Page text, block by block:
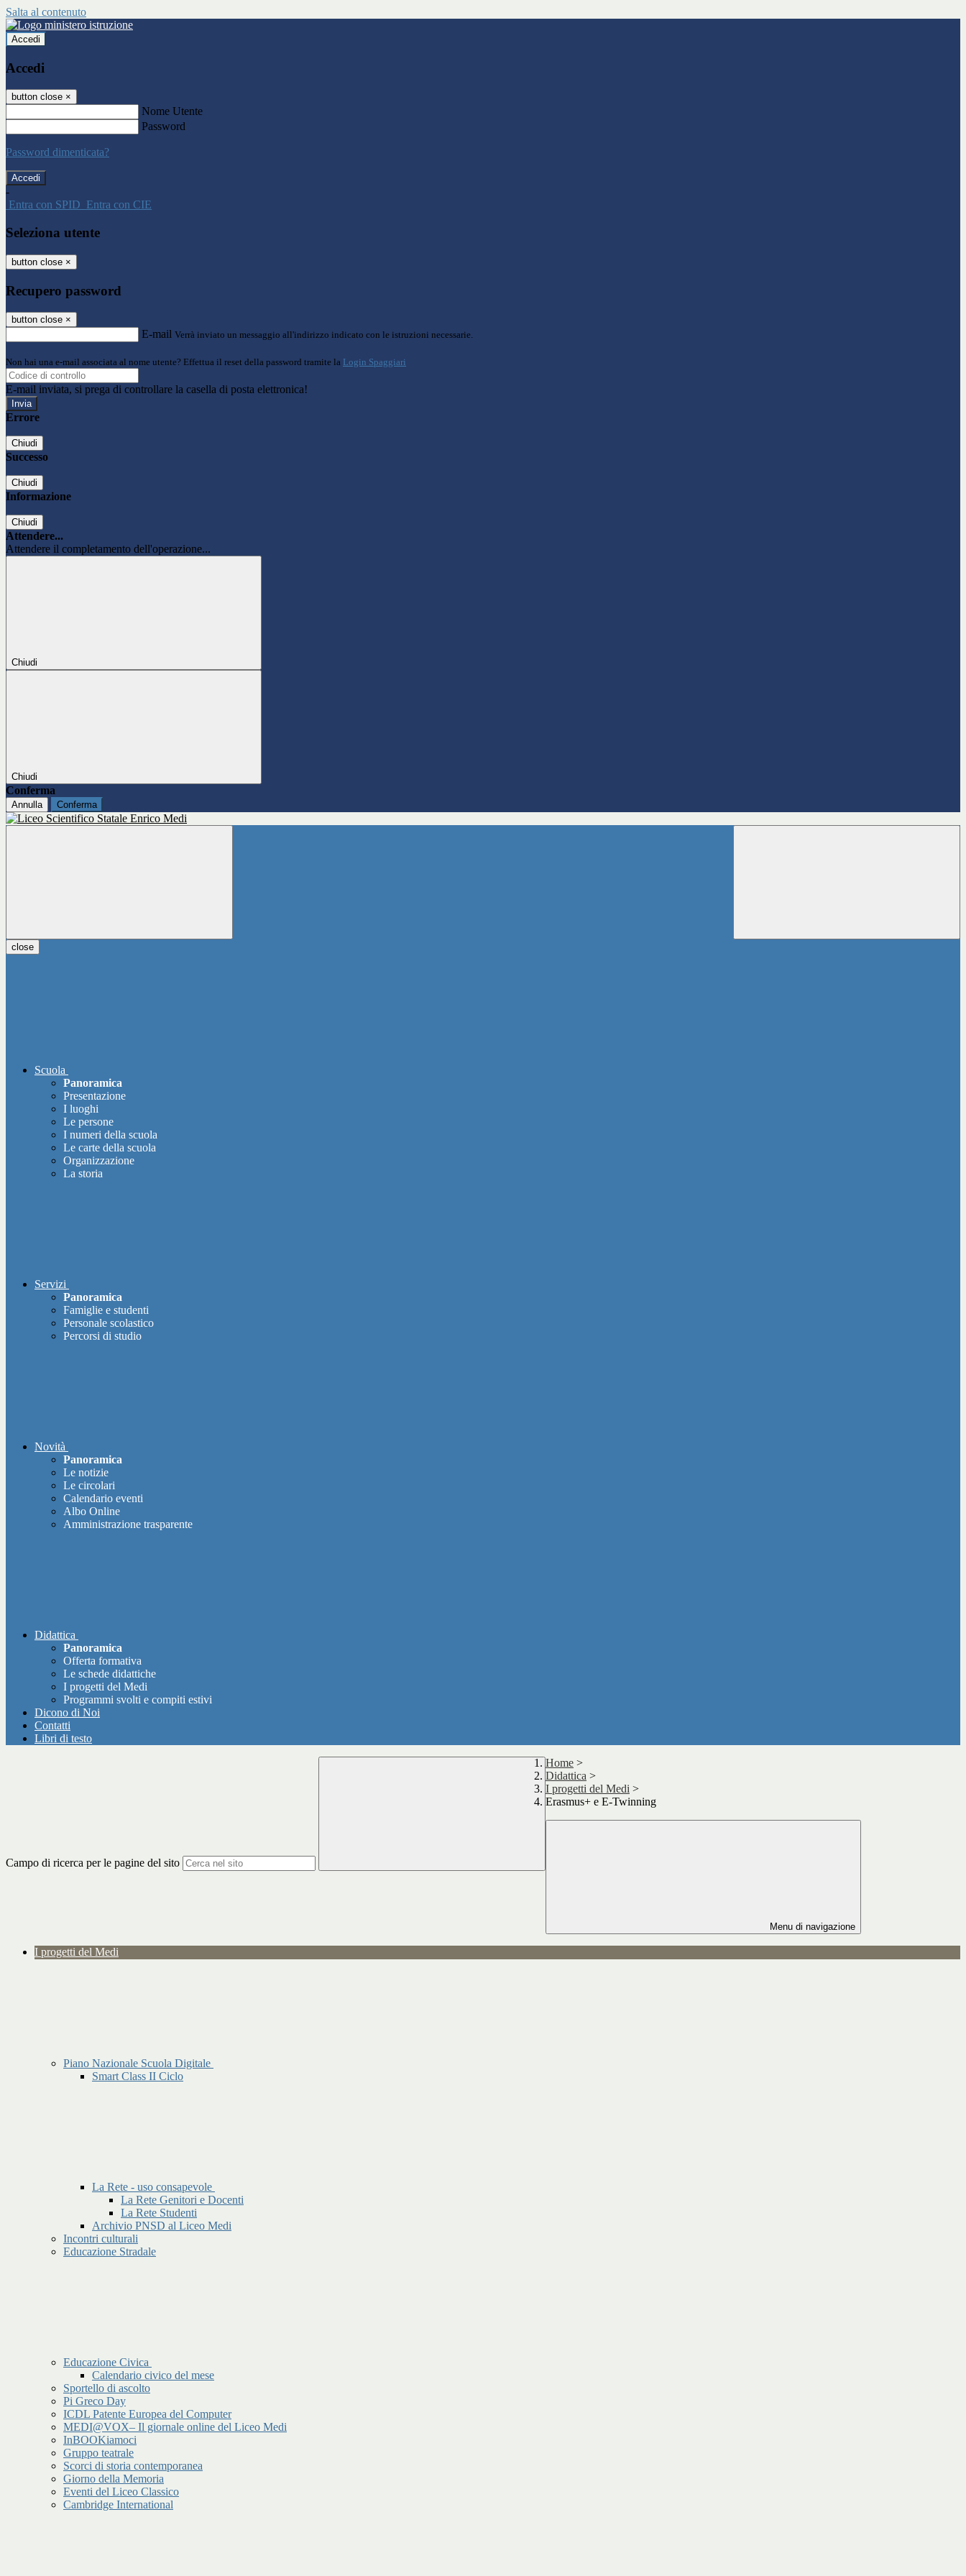
Salta al contenuto
Accedi
Accedi
button close ×
Nome Utente
Password
Password dimenticata?
-
Entra con SPID Entra con CIE
Seleziona utente
button close ×
Recupero password
button close ×
E-mail Verrà inviato un messaggio all'indirizzo indicato con le istruzioni necessarie.
Non hai una e-mail associata al nome utente? Effettua il reset della password tramite la Login Spaggiari
E-mail inviata, si prega di controllare la casella di posta elettronica!
Errore
Chiudi
Successo
Chiudi
Informazione
Chiudi
Attendere...
Attendere il completamento dell'operazione...
Chiudi
Chiudi
Conferma
Annulla Conferma
close
Scuola
Panoramica
Presentazione
I luoghi
Le persone
I numeri della scuola
Le carte della scuola
Organizzazione
La storia
Servizi
Panoramica
Famiglie e studenti
Personale scolastico
Percorsi di studio
Novità
Panoramica
Le notizie
Le circolari
Calendario eventi
Albo Online
Amministrazione trasparente
Didattica
Panoramica
Offerta formativa
Le schede didattiche
I progetti del Medi
Programmi svolti e compiti estivi
Dicono di Noi
Contatti
Libri di testo
Campo di ricerca per le pagine del sito
Home >
Didattica >
I progetti del Medi >
Erasmus+ e E-Twinning
Menu di navigazione
I progetti del Medi
Piano Nazionale Scuola Digitale
Smart Class II Ciclo
La Rete - uso consapevole
La Rete Genitori e Docenti
La Rete Studenti
Archivio PNSD al Liceo Medi
Incontri culturali
Educazione Stradale
Educazione Civica
Calendario civico del mese
Sportello di ascolto
Pi Greco Day
ICDL Patente Europea del Computer
MEDI@VOX– Il giornale online del Liceo Medi
InBOOKiamoci
Gruppo teatrale
Scorci di storia contemporanea
Giorno della Memoria
Eventi del Liceo Classico
Cambridge International